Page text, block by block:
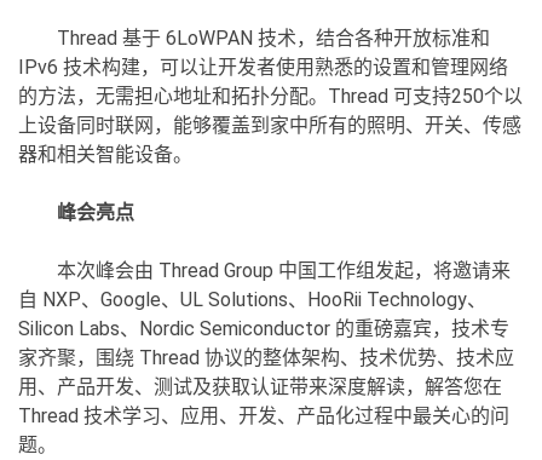
Thread 基于 6LoWPAN 技术，结合各种开放标准和
IPv6 技术构建，可以让开发者使用熟悉的设置和管理网络
的方法，无需担心地址和拓扑分配。Thread 可支持250个以
上设备同时联网，能够覆盖到家中所有的照明、开关、传感
器和相关智能设备。
峰会亮点
本次峰会由 Thread Group 中国工作组发起，将邀请来
自 NXP、Google、UL Solutions、HooRii Technology、
Silicon Labs、Nordic Semiconductor 的重磅嘉宾，技术专
家齐聚，围绕 Thread 协议的整体架构、技术优势、技术应
用、产品开发、测试及获取认证带来深度解读，解答您在
Thread 技术学习、应用、开发、产品化过程中最关心的问
题。